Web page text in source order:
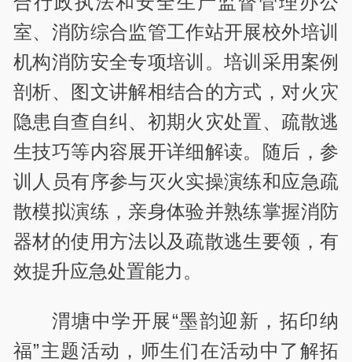
室、消防综合监管工作站开展校外培训
机构消防安全专项培训。培训采用案例
剖析、图文讲解相结合的方式，对火灾
隐患自查自纠、初期火灾处置、疏散逃
生技巧等内容展开详细解读。随后，参
训人员有序参与灭火实操演练和应急疏
散模拟演练，亲身体验并熟练掌握消防
器材的使用方法以及疏散逃生要领，有
效提升应急处置能力。
渭塘中学开展“墨韵迎新，拓印纳
福”主题活动，师生们在活动中了解拓